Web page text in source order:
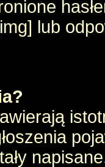
lub